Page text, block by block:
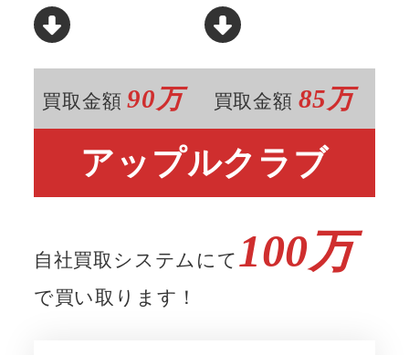
買取金額 90万 買取金額 85万
アップルクラブ
自社買取システムにて 100万
で買い取ります！